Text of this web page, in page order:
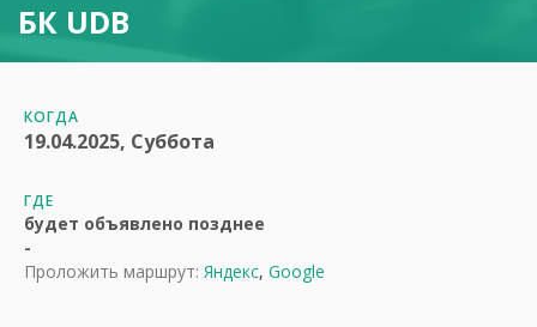
БК UDB
КОГДА
19.04.2025, Суббота
ГДЕ
будет объявлено позднее
-
Проложить маршрут: Яндекс, Google